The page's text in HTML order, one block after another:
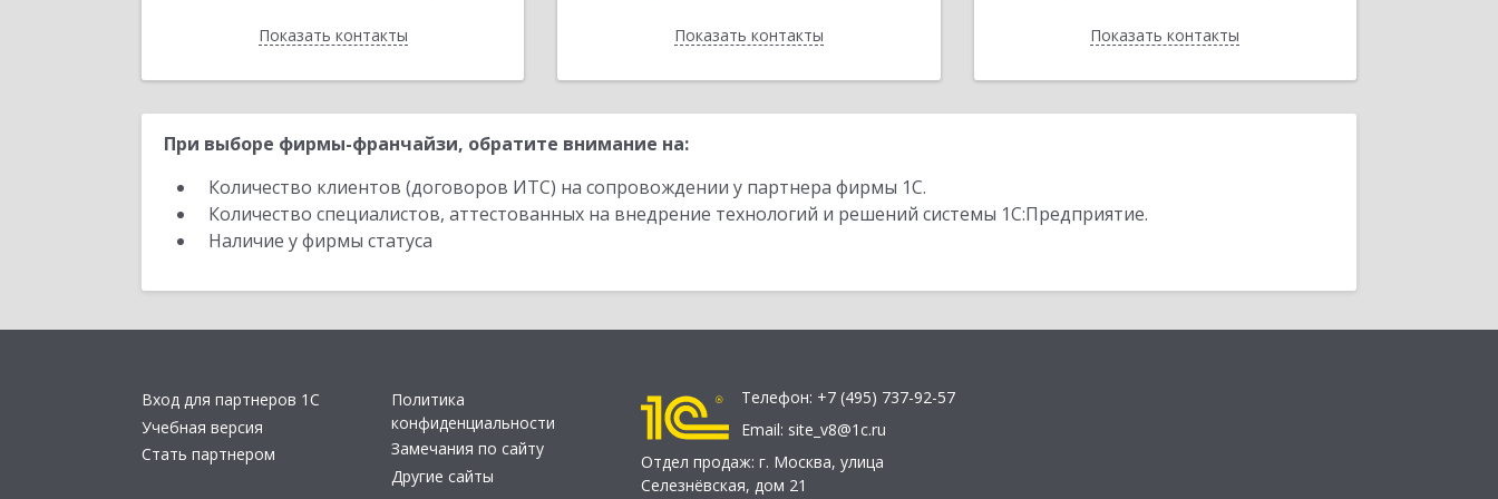
Показать контакты
Назад Показать контакты
Назад Показать контакты
Назад
При выборе фирмы-франчайзи, обратите внимание на:
Количество клиентов (договоров ИТС) на сопровождении у партнера фирмы 1С.
Количество специалистов, аттестованных на внедрение технологий и решений системы 1С:Предприятие.
Наличие у фирмы статуса
Вход для партнеров 1С
Учебная версия
Стать партнером
Политика
конфиденциальности
Замечания по сайту
Другие сайты
Телефон: +7 (495) 737-92-57
Email: site_v8@1c.ru
Отдел продаж: г. Москва, улица
Селезнёвская, дом 21